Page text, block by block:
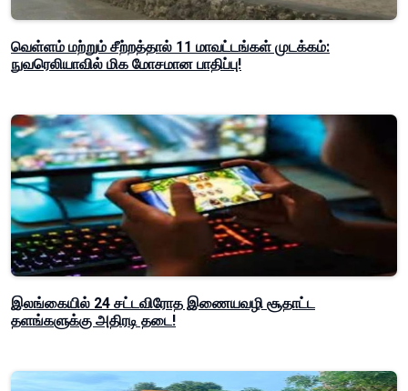
வெள்ளம் மற்றும் சீற்றத்தால் 11 மாவட்டங்கள் முடக்கம்:
நுவரெலியாவில் மிக மோசமான பாதிப்பு!
இலங்கையில் 24 சட்டவிரோத இணையவழி சூதாட்ட
தளங்களுக்கு அதிரடி தடை!